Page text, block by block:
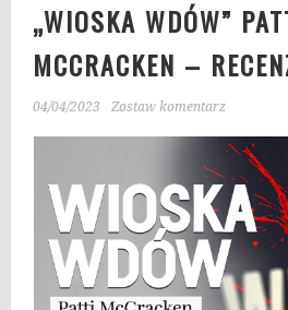
„WIOSKA WDÓW”
MCCRACKEN –
04/04/2023 Zostaw komentarz